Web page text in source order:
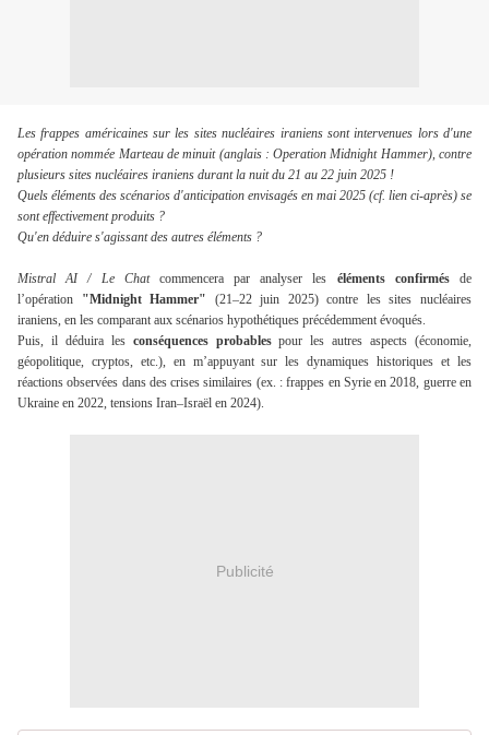
Les frappes américaines sur les sites nucléaires iraniens sont intervenues lors d'une
opération nommée Marteau de minuit (anglais : Operation Midnight Hammer), contre
plusieurs sites nucléaires iraniens durant la nuit du 21 au 22 juin 2025 !
Quels éléments des scénarios d'anticipation envisagés en mai 2025 (cf. lien ci-après) se
sont effectivement produits ?
Qu'en déduire s'agissant des autres éléments ?
Mistral AI / Le Chatcommencera par analyser les éléments confirmésde
l’opération
"Midnight Hammer" (21–22 juin 2025) contre les sites nucléaires
iraniens, en les comparant aux scénarios hypothétiques précédemment évoqués.
Puis, il déduira les conséquences probablespour les autres aspects (économie,
géopolitique, cryptos, etc.), en m’appuyant sur les dynamiques historiques et les
réactions observées dans des crises similaires (ex. : frappes en Syrie en 2018, guerre en
Ukraine en 2022, tensions Iran–Israël en 2024).
Publicité